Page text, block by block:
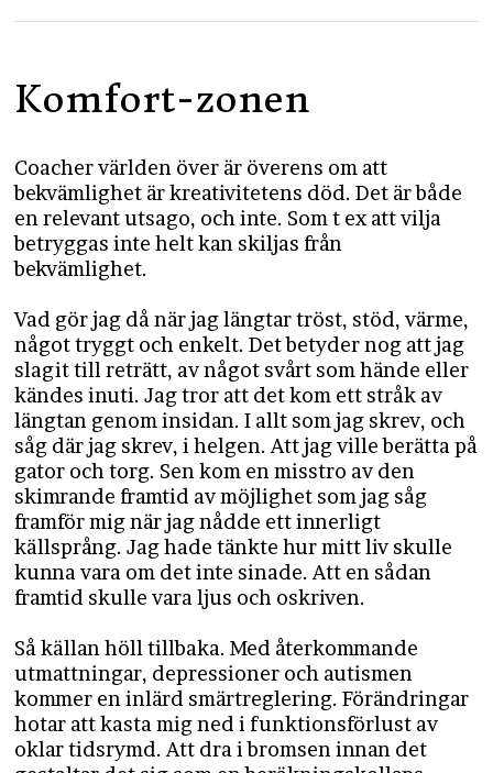
Komfort-zonen
Coacher världen över är överens om att
bekvämlighet är kreativitetens död. Det är både
en relevant utsago, och inte. Som t ex att vilja
betryggas inte helt kan skiljas från
bekvämlighet.
Vad gör jag då när jag längtar tröst, stöd, värme,
något tryggt och enkelt. Det betyder nog att jag
slagit till reträtt, av något svårt som hände eller
kändes inuti. Jag tror att det kom ett stråk av
längtan genom insidan. I allt som jag skrev, och
såg där jag skrev, i helgen. Att jag ville berätta på
gator och torg. Sen kom en misstro av den
skimrande framtid av möjlighet som jag såg
framför mig när jag nådde ett innerligt
källsprång. Jag hade tänkte hur mitt liv skulle
kunna vara om det inte sinade. Att en sådan
framtid skulle vara ljus och oskriven.
Så källan höll tillbaka. Med återkommande
utmattningar, depressioner och autismen
kommer en inlärd smärtreglering. Förändringar
hotar att kasta mig ned i funktionsförlust av
oklar tidsrymd. Att dra i bromsen innan det